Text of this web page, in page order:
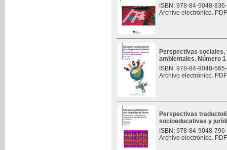
ISBN: 978-84-9048-
Archivo electrónico.
Perspectivas
ambientales. Número 1
ISBN: 978-84-9048-
Archivo electrónico.
Perspectivas
socioeducativas y
ISBN: 978-84-9048-
Archivo electrónico.